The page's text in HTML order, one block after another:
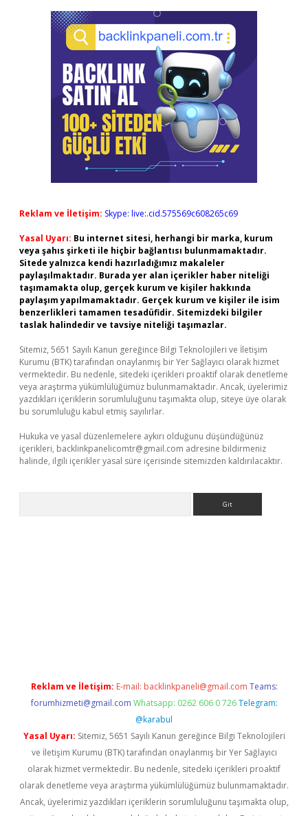
Reklam ve İletişim: Skype: live:.cid.575569c608265c69
Yasal Uyarı: Bu internet sitesi, herhangi bir marka, kurum
veya şahıs şirketi ile hiçbir bağlantısı bulunmamaktadır.
Sitede yalnızca kendi hazırladığımız makaleler
paylaşılmaktadır. Burada yer alan içerikler haber niteliği
taşımamakta olup, gerçek kurum ve kişiler hakkında
paylaşım yapılmamaktadır. Gerçek kurum ve kişiler ile isim
benzerlikleri tamamen tesadüfidir. Sitemizdeki bilgiler
taslak halindedir ve tavsiye niteliği taşımazlar.
Sitemiz, 5651 Sayılı Kanun gereğince Bilgi Teknolojileri ve İletişim
Kurumu (BTK) tarafından onaylanmış bir Yer Sağlayıcı olarak hizmet
vermektedir. Bu nedenle, sitedeki içerikleri proaktif olarak denetleme
veya araştırma yükümlülüğümüz bulunmamaktadır. Ancak, üyelerimiz
yazdıkları içeriklerin sorumluluğunu taşımakta olup, siteye üye olarak
bu sorumluluğu kabul etmiş sayılırlar.
Hukuka ve yasal düzenlemelere aykırı olduğunu düşündüğünüz
içerikleri, backlinkpanelicomtr@gmail.com adresine bildirmeniz
halinde, ilgili içerikler yasal süre içerisinde sitemizden kaldırılacaktır.
Reklam ve İletişim: E-mail: backlinkpaneli@gmail.com Teams:
forumhizmeti@gmail.com Whatsapp: 0262 606 0 726 Telegram:
@karabul
Yasal Uyarı: Sitemiz, 5651 Sayılı Kanun gereğince Bilgi Teknolojileri
ve İletişim Kurumu (BTK) tarafından onaylanmış bir Yer Sağlayıcı
olarak hizmet vermektedir. Bu nedenle, sitedeki içerikleri proaktif
olarak denetleme veya araştırma yükümlülüğümüz bulunmamaktadır.
Ancak, üyelerimiz yazdıkları içeriklerin sorumluluğunu taşımakta olup,